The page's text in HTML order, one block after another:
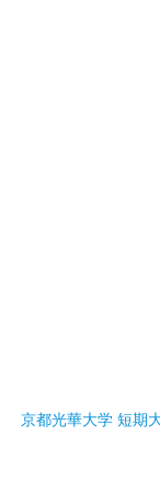
京都光華大学 短期